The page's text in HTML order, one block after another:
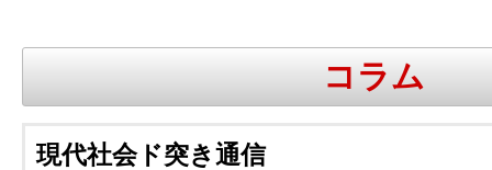
ロサンゼルスの求人、クラシファイド、地元情報など
日刊サンはロサンゼルスの日本語新
更新、求人、クラシファイドは毎週木
コラム
現代社会ド突き通信